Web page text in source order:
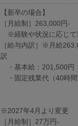
【新卒の場合】
［月給制］263,000円-
※経験や状況に応じて
［給与内訳］※月給
訳
・基本給：201,500円
・固定残業代（40時
※2027年4月より変更
［月給制］27万円-